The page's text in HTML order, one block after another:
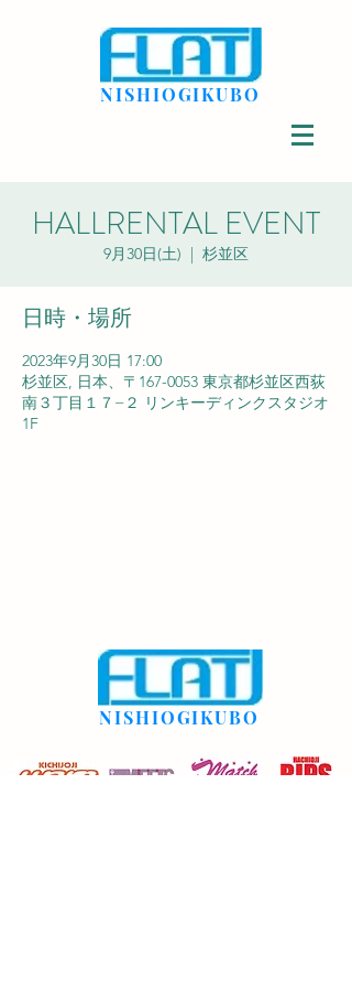
NISHIOGIKUBO
HALLRENTAL EVENT
9月30日(土)
  |
杉並区
日時・場所
2023年9月30日 17:00
杉並区, 日本、〒167-0053 東京都杉並区西荻
南３丁目１７−２ リンキーディンクスタジオ
1F
NISHIOGIKUBO